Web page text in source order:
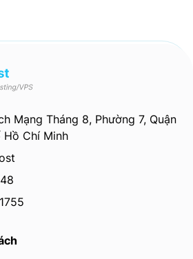
Mạng Tháng 8, Phường 7, Quận
Hồ Chí Minh